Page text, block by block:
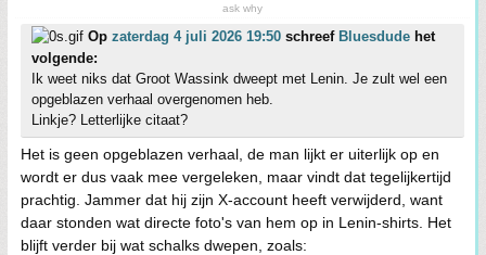
ask why
Op zaterdag 4 juli 2026 19:50 schreef Bluesdude het
volgende:
Ik weet niks dat Groot Wassink dweept met Lenin. Je zult wel een
opgeblazen verhaal overgenomen heb.
Linkje? Letterlijke citaat?
Het is geen opgeblazen verhaal, de man lijkt er uiterlijk op en
wordt er dus vaak mee vergeleken, maar vindt dat tegelijkertijd
prachtig. Jammer dat hij zijn X-account heeft verwijderd, want
daar stonden wat directe foto's van hem op in Lenin-shirts. Het
blijft verder bij wat schalks dwepen, zoals: